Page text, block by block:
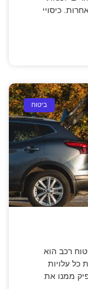
כיסויי
ביטוח
רכב הוא
כל עלויות
ממנו את